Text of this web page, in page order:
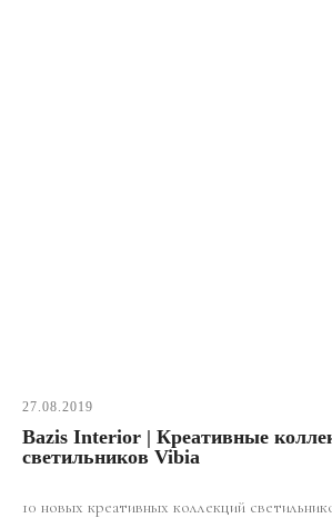
27.08.2019
Bazis Interior | Креативные
светильников Vibia
10 новых креативных коллекций